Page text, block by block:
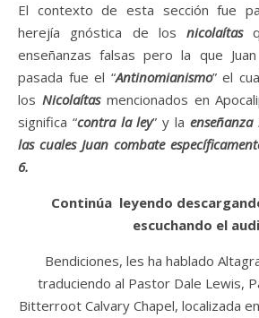
El contexto de esta sección fue
herejía gnóstica de losnicolaítas
enseñanzas falsas pero la que
pasada fue el “Antinomianismo” el
los Nicolaítasmencionados en
significa “contra la ley” y la
las cuales Juan combate
6.
Continúa leyendo
escuchando el
Bendiciones, les ha hablado
traduciendo al Pastor Dale Lewis,
Bitterroot Calvary Chapel, localizada